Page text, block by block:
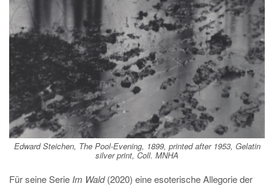
Edward Steichen, The Pool-Evening, 1899, printed after 1953, Gelatin
silver print, Coll. MNHA
Für seine Serie Im Wald(2020) eine esoterische Allegorie der